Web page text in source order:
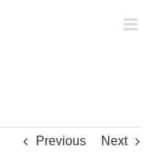
Previous Next